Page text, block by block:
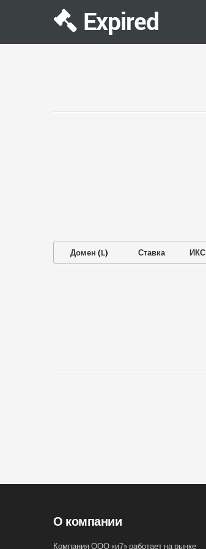
Expired
Домен (L) Ставка ИКС
О компании
Компания ООО «и7» работает на рынке